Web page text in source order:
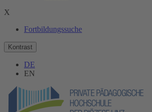
X
Fortbildungssuche
Kontrast
DE
EN